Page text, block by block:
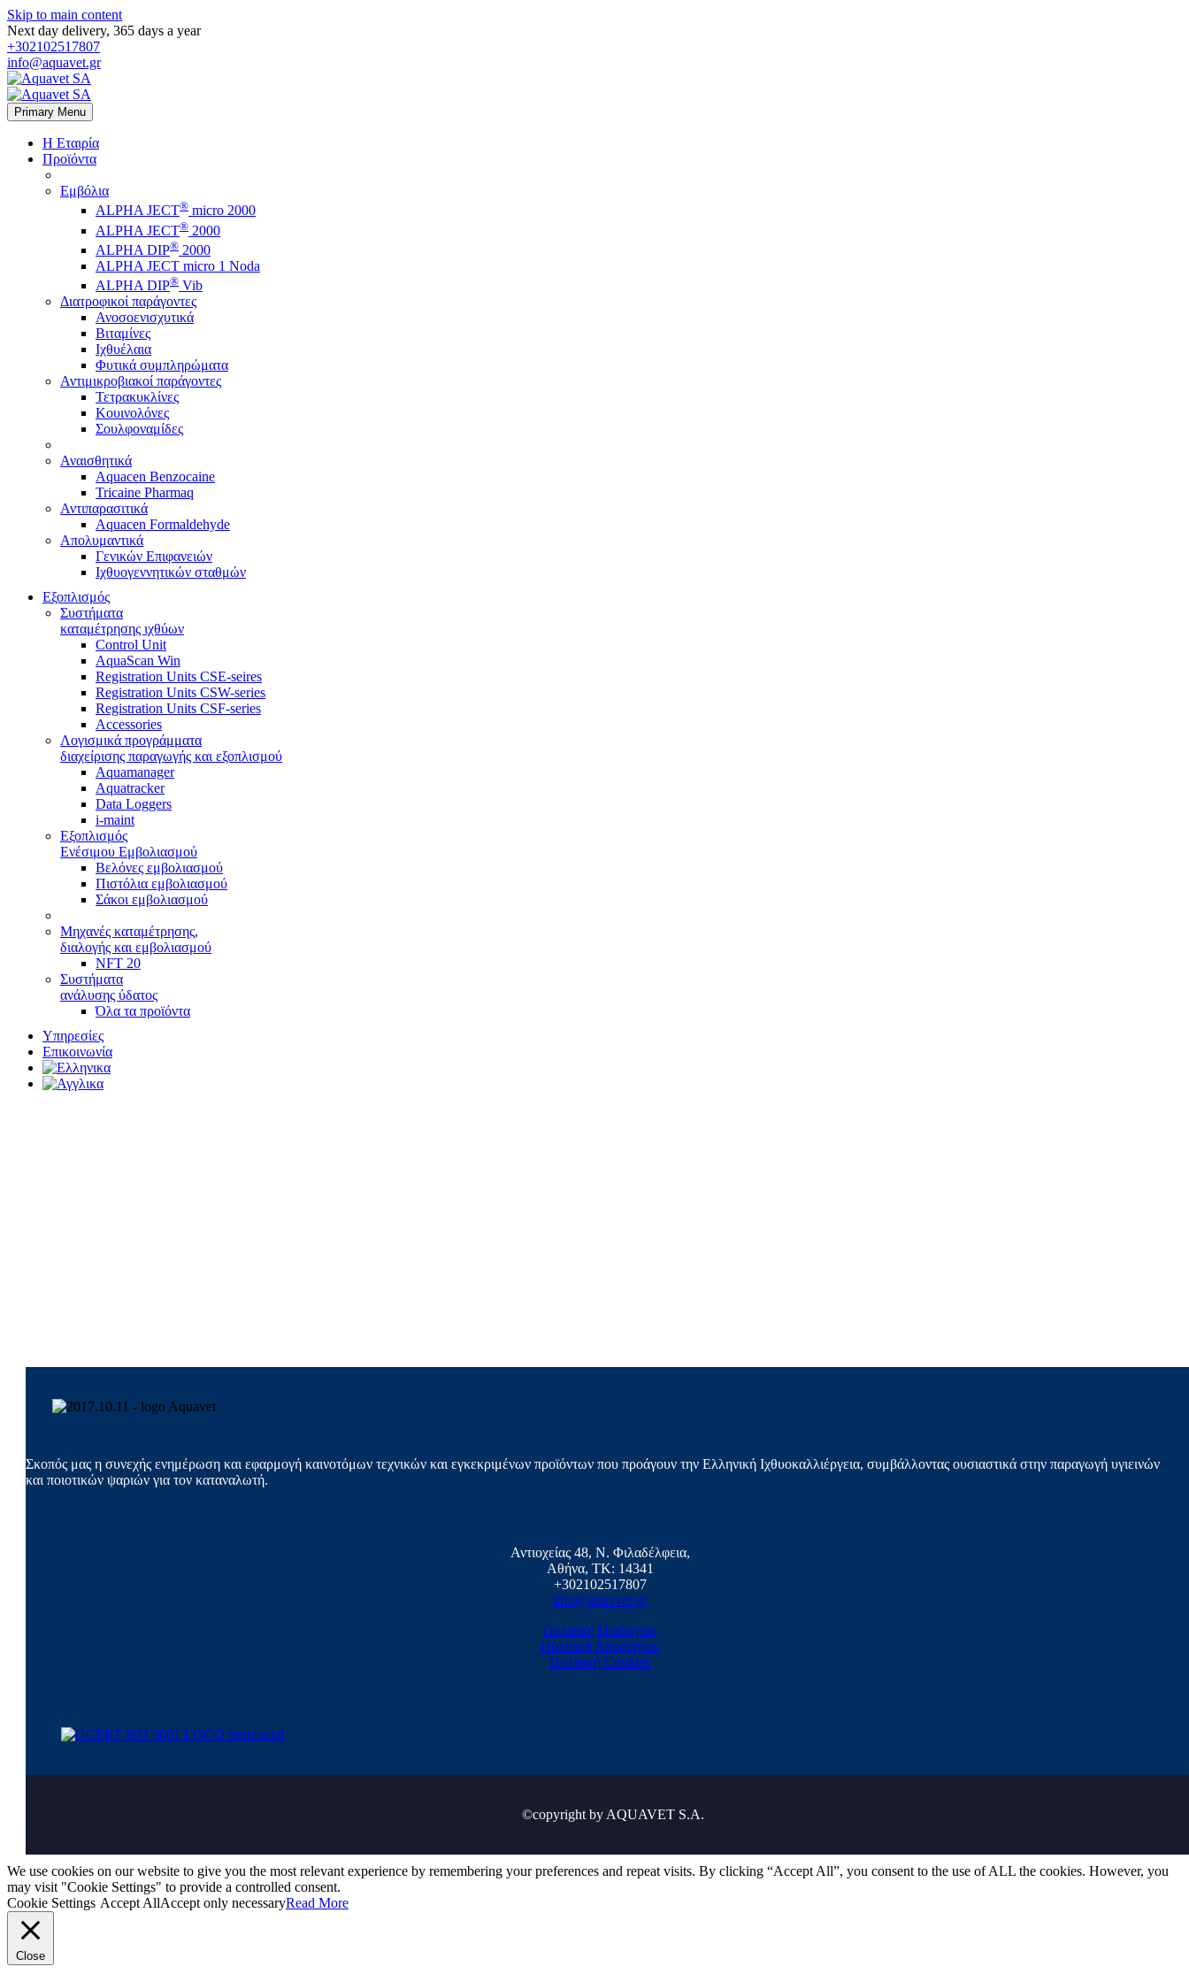
Skip to main content
Next day delivery, 365 days a year
+302102517807
info@aquavet.gr
Primary Menu
Η Εταιρία
Προϊόντα
Εμβόλια
ALPHA JECT® micro 2000
ALPHA JECT® 2000
ALPHA DIP® 2000
ALPHA JECT micro 1 Νoda
ALPHA DIP® Vib
Διατροφικοί παράγοντες
Ανοσοενισχυτικά
Βιταμίνες
Ιχθυέλαια
Φυτικά συμπληρώματα
Αντιμικροβιακοί παράγοντες
Τετρακυκλίνες
Κουινολόνες
Σουλφοναμίδες
Αναισθητικά
Aquacen Benzocaine
Tricaine Pharmaq
Αντιπαρασιτικά
Aquacen Formaldehyde
Απολυμαντικά
Γενικών Επιφανειών
Ιχθυογεννητικών σταθμών
Εξοπλισμός
Συστήματα
καταμέτρησης ιχθύων
Control Unit
AquaScan Win
Registration Units CSE-seires
Registration Units CSW-series
Registration Units CSF-series
Accessories
Λογισμικά προγράμματα
διαχείρισης παραγωγής και εξοπλισμού
Aquamanager
Aquatracker
Data Loggers
i-maint
Εξοπλισμός
Ενέσιμου Εμβολιασμού
Βελόνες εμβολιασμού
Πιστόλια εμβολιασμού
Σάκοι εμβολιασμού
Μηχανές καταμέτρησης,
διαλογής και εμβολιασμού
NFT 20
Συστήματα
ανάλυσης ύδατος
Όλα τα προϊόντα
Υπηρεσίες
Επικοινωνία
Σκοπός μας η συνεχής ενημέρωση και εφαρμογή καινοτόμων τεχνικών και εγκεκριμένων προϊόντων που προάγουν την Ελληνική Ιχθυοκαλλιέργεια, συμβάλλοντας ουσιαστικά στην παραγωγή υγιεινών
και ποιοτικών ψαριών για τον καταναλωτή.
Αντιοχείας 48, Ν. Φιλαδέλφεια,
Αθήνα, ΤΚ: 14341
+302102517807
info@aquavet.gr
Πολιτική Ποιότητας
Πολιτική Απορρήτου
Πολιτική Cookies
©copyright by AQUAVET S.A.
We use cookies on our website to give you the most relevant experience by remembering your preferences and repeat visits. By clicking “Accept All”, you consent to the use of ALL the cookies. However, you
may visit "Cookie Settings" to provide a controlled consent.
Cookie Settings Accept AllAccept only necessaryRead More
Close